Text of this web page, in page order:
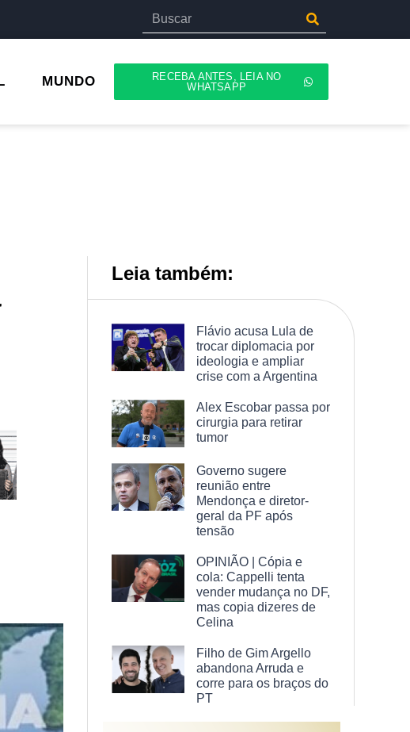
MUNDO
RECEBA ANTES, LEIA NO
WHATSAPP
Leia também:
Flávio acusa Lula de
trocar diplomacia por
ideologia e ampliar
crise com a Argentina
Alex Escobar passa por
cirurgia para retirar
tumor
Governo sugere
reunião entre
Mendonça e diretor-
geral da PF após
tensão
OPINIÃO | Cópia e
cola: Cappelli tenta
vender mudança no DF,
mas copia dizeres de
Celina
Filho de Gim Argello
abandona Arruda e
corre para os braços do
PT